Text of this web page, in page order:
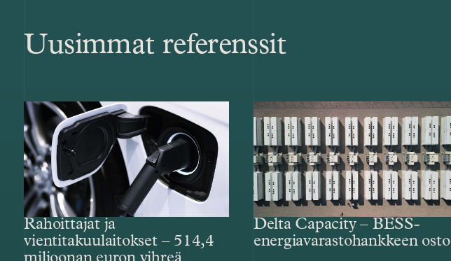
Uusimmat referenssit
Rahoittajat ja
vientitakuulaitokset – 514,4
Delta Capacity – BESS-
energiavarastohankkeen osto